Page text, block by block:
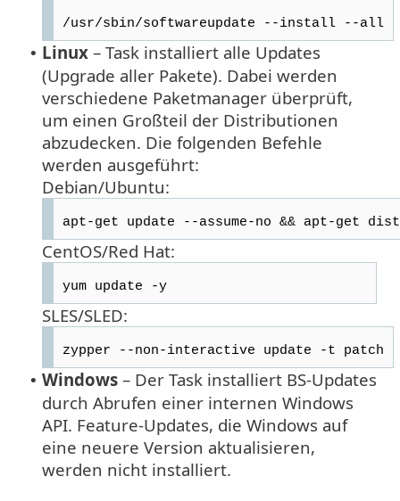
/usr/sbin/softwareupdate --install --all
• Linux – Task installiert alle Updates
(Upgrade aller Pakete). Dabei werden
verschiedene Paketmanager überprüft,
um einen Großteil der Distributionen
abzudecken. Die folgenden Befehle
werden ausgeführt:
Debian/Ubuntu:
apt-get update --assume-no && apt-get
CentOS/Red Hat:
yum update -y
SLES/SLED:
zypper --non-interactive update -t patch
• Windows – Der Task installiert BS-Updates
durch Abrufen einer internen Windows
API. Feature-Updates, die Windows auf
eine neuere Version aktualisieren,
werden nicht installiert.